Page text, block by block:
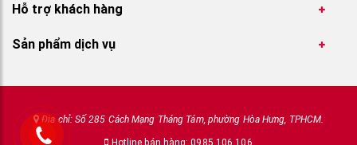
Hỗ trợ khách hàng
Sản phẩm dịch vụ
Địa chỉ: Số 285 Cách Mạng Tháng Tám, phường Hòa Hưng, TPHCM.
Hotline bán hàng: 0985 106 106